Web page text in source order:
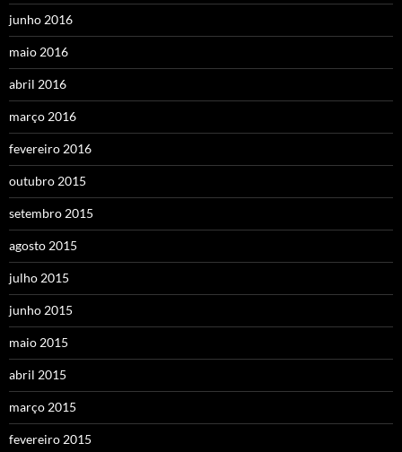
junho 2016
maio 2016
abril 2016
março 2016
fevereiro 2016
outubro 2015
setembro 2015
agosto 2015
julho 2015
junho 2015
maio 2015
abril 2015
março 2015
fevereiro 2015